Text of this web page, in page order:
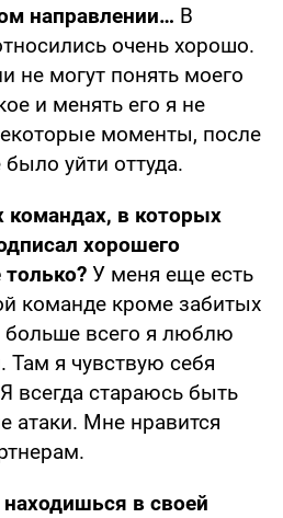
направлении… В
очень хорошо.
не могут понять моего
и менять его я не
моменты, после
уйти оттуда.
командах, в которых
хорошего
У меня еще есть
команде кроме забитых
всего я люблю
Там я чувствую себя
всегда стараюсь быть
атаки. Мне нравится
в своей